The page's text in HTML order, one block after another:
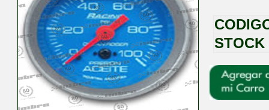
STOCK